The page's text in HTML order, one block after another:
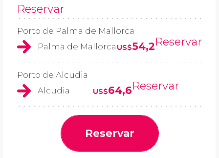
Reservar
Porto de Palma de Mallorca
Palma de Mallorca US$54,2Reservar
Porto de Alcudia
Alcudia
US$64,6Reservar
Reservar